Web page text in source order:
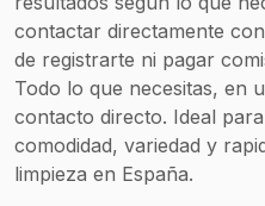
electricidad y
certificados
energéticos
Asistencia
domiciliaria,
acompañamiento
mayores,
contactar directamente
de registrarte ni pagar
Todo lo que necesitas, en
contacto directo. Ideal
comodidad, variedad y
limpieza en España.